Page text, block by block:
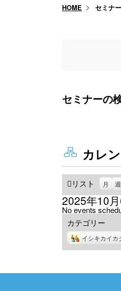
HOME セミナ
セミナーの
カレ
リスト
示
月 週
2025年10
No events
カテゴリー
イシキカイカ